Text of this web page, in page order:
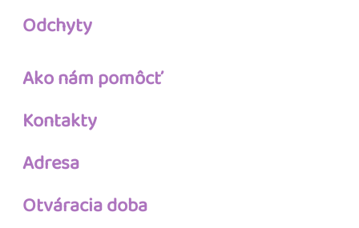
Odchyty
Ako nám pomôcť
Kontakty
Adresa
Otváracia doba